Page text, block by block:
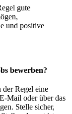
gute
und positive
bewerben?
Regel eine
Mail oder über das
Stelle sicher,